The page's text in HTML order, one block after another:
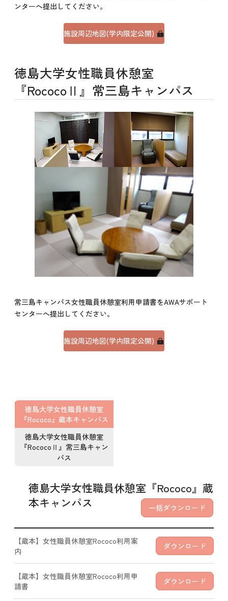
ンターへ提出してください。
施設周辺地図(学内限定公開)
徳島大学女性職員休憩室
『RococoⅡ』常三島キャンパス
常三島キャンパス女性職員休憩室利用申請書をAWAサポート
センターへ提出してください。
施設周辺地図(学内限定公開)
徳島大学女性職員休憩室
『Rococo』蔵本キャンパス
徳島大学女性職員休憩室
『RococoⅡ』常三島キャン
パス
徳島大学女性職員休憩室『Rococo』蔵
本キャンパス
一括ダウンロード
【蔵本】女性職員休憩室Rococo利用案
内
ダウンロード
【蔵本】女性職員休憩室Rococo利用申
請書
ダウンロード